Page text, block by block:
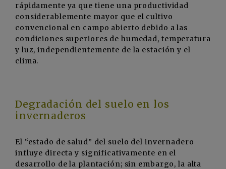
rápidamente ya que tiene una productividad
considerablemente mayor que el cultivo
convencional en campo abierto debido a las
condiciones superiores de humedad, temperatura
y luz, independientemente de la estación y el
clima.
Degradación del suelo en los
invernaderos
El “estado de salud” del suelo del invernadero
influye directa y significativamente en el
desarrollo de la plantación; sin embargo, la alta